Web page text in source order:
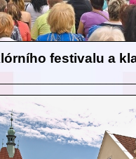
festivalu a